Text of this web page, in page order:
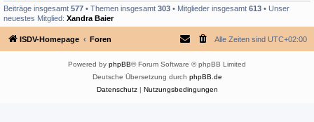
Beiträge insgesamt 577 • Themen insgesamt 303 • Mitglieder insgesamt 613 • Unser
neuestes Mitglied: Xandra Baier
ISDV-Homepage Foren Alle Zeiten sind UTC+02:00
Powered by phpBB® Forum Software © phpBB Limited
Deutsche Übersetzung durch phpBB.de
Datenschutz| Nutzungsbedingungen